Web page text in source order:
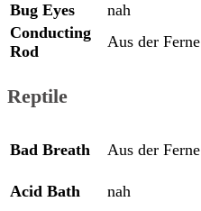
Bug Eyes nah
Conducting
Rod
Aus der Ferne
Reptile
Bad Breath Aus der Ferne
Acid Bath
nah